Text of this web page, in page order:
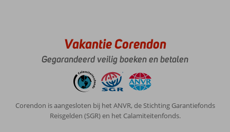
Vakantie Corendon
Gegarandeerd veilig boeken en betalen
Corendon is aangesloten bij het ANVR, de Stichting Garantiefonds
Reisgelden (SGR) en het Calamiteitenfonds.